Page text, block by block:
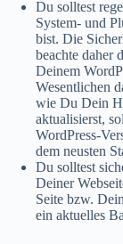
Du solltest
System- und
bist. Die
beachte daher
Deinem
Wesentlichen
wie Du Dein
aktualisierst,
WordPress-
dem neusten
Du solltest
Deiner
Seite bzw.
ein aktuelles